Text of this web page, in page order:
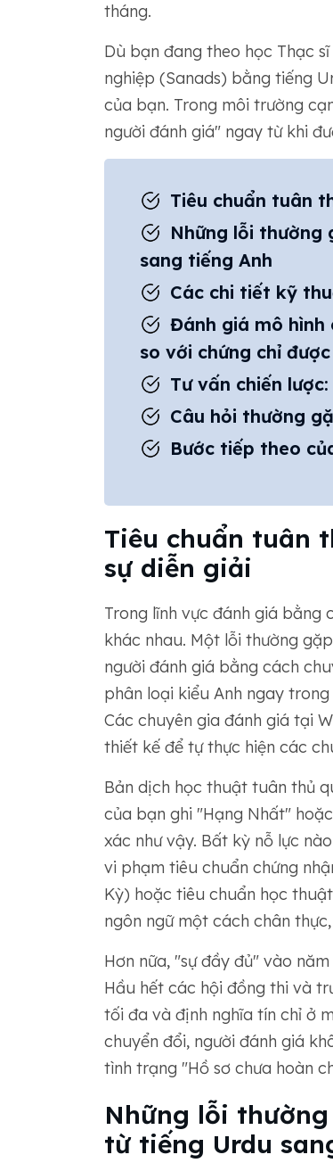
tháng.
Dù bạn đang theo học Thạc
nghiệp (Sanads) bằng tiếng
của bạn. Trong môi trường
người đánh giá" ngay từ khi
Tiêu chuẩn tuân
Những lỗi
sang tiếng Anh
Các chi tiết kỹ
Đánh giá mô hình
so với chứng chỉ
Tư vấn chiến
Câu hỏi thường
Bước tiếp theo
Tiêu chuẩn tuân
sự diễn giải
Trong lĩnh vực đánh giá
khác nhau. Một lỗi thường
người đánh giá bằng cách
phân loại kiểu Anh ngay
Các chuyên gia đánh giá tại
thiết kế để tự thực hiện các
Bản dịch học thuật tuân thủ
của bạn ghi "Hạng Nhất"
xác như vậy. Bất kỳ nỗ lực
vi phạm tiêu chuẩn chứng
Kỳ) hoặc tiêu chuẩn học
ngôn ngữ một cách chân
Hơn nữa, "sự đầy đủ" vào
Hầu hết các hội đồng thi và
tối đa và định nghĩa tín chỉ ở
chuyển đổi, người đánh giá
tình trạng "Hồ sơ chưa hoàn
Những lỗi
từ tiếng Urdu